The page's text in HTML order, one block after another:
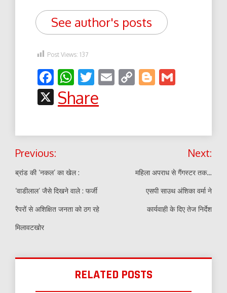
See author's posts
Post Views: 137
Facebook
WhatsApp
Twitter
EmailCopyBlogger
X
Share
Post
navigation
Previous:
ब्रांड की ‘नकल’ का खेल :
‘वाडीलाल’ जैसे दिखने वाले : फर्जी
रैपरों से अशिक्षित जनता को ठग रहे
मिलावटखोर
Next:
महिला अपराध से गैंगस्टर तक…
एसपी साउथ अंशिका वर्मा ने
कार्यवाही के दिए तेज निर्देश
RELATED POSTS